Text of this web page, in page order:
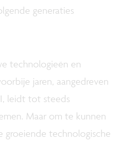
generaties
technologieën en
jaren, aangedreven
leidt tot steeds
Maar om te kunnen
groeiende technologische